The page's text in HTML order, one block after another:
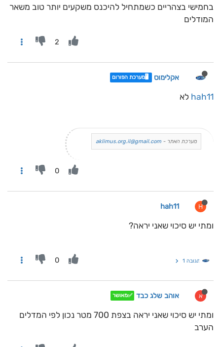
בחמישי בצהריים כשמתחיל להיכנס משקעים יותר טוב משאר
המודלים
2
אקלימוס 🖥️מערכת הפורום
hah11 לא
מערכת האתר - aklimus.org.il@gmail.com
0
H
hah11
ומתי יש סיכוי שאני יראה?
תגובה 1 0
א אוהב שלג כבד ✅מאושר
ומתי יש סיכוי שאני יראה בצפת 700 מטר נכון לפי המדלים
הערב